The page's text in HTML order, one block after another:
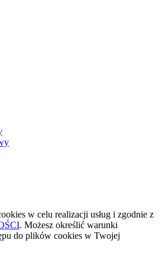
w celu realizacji usług i zgodnie z
. Możesz określić warunki
do plików cookies w Twojej